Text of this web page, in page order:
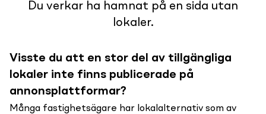
Du verkar ha hamnat på en sida utan
lokaler.
Visste du att en stor del av tillgängliga
lokaler inte finns publicerade på
annonsplattformar?
Många fastighetsägare har lokalalternativ som av